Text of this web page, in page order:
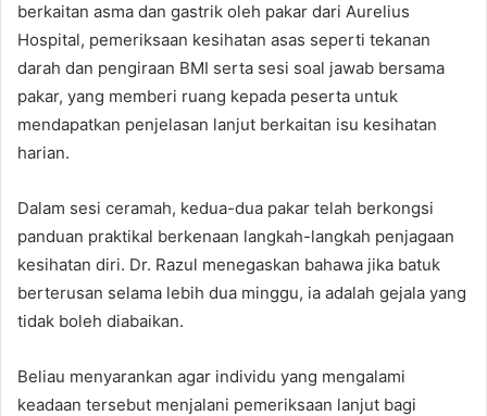
berkaitan asma dan gastrik oleh pakar dari Aurelius
Hospital, pemeriksaan kesihatan asas seperti tekanan
darah dan pengiraan BMI serta sesi soal jawab bersama
pakar, yang memberi ruang kepada peserta untuk
mendapatkan penjelasan lanjut berkaitan isu kesihatan
harian.
Dalam sesi ceramah, kedua-dua pakar telah berkongsi
panduan praktikal berkenaan langkah-langkah penjagaan
kesihatan diri. Dr. Razul menegaskan bahawa jika batuk
berterusan selama lebih dua minggu, ia adalah gejala yang
tidak boleh diabaikan.
Beliau menyarankan agar individu yang mengalami
keadaan tersebut menjalani pemeriksaan lanjut bagi